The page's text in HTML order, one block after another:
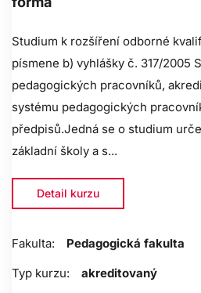
Studium k rozšíření odborné
písmene b) vyhlášky č. 317/2005
pedagogických pracovníků,
systému pedagogických
předpisů.Jedná se o studium
základní školy a s...
Detail kurzu
Fakulta:
Pedagogická fakulta
Typ kurzu:
akreditovaný